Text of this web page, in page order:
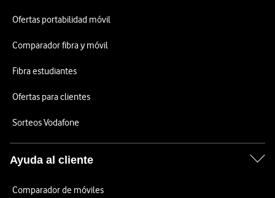
Ofertas portabilidad móvil
Comparador fibra y móvil
Fibra estudiantes
Ofertas para clientes
Sorteos Vodafone
Ayuda al cliente
Comparador de móviles